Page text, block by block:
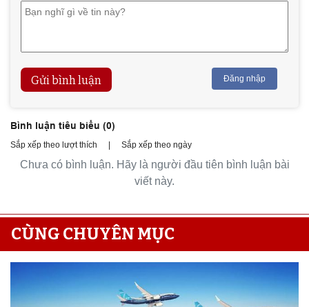
Gửi bình luận Đăng nhập
Bình luận tiêu biểu (0)
Sắp xếp theo lượt thích Sắp xếp theo ngày
Chưa có bình luận. Hãy là người đầu tiên bình luận bài
viết này.
CÙNG CHUYÊN MỤC